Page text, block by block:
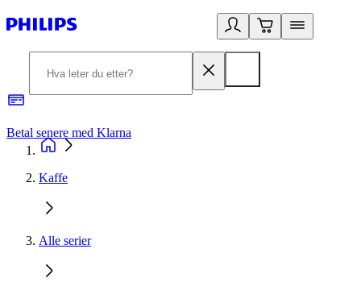
Betal senere med Klarna
Kaffe
Alle serier